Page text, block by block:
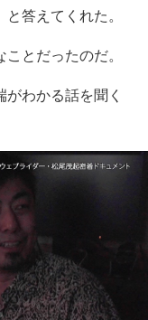
答えてくれた。
とだったのだ。
わかる話を聞く